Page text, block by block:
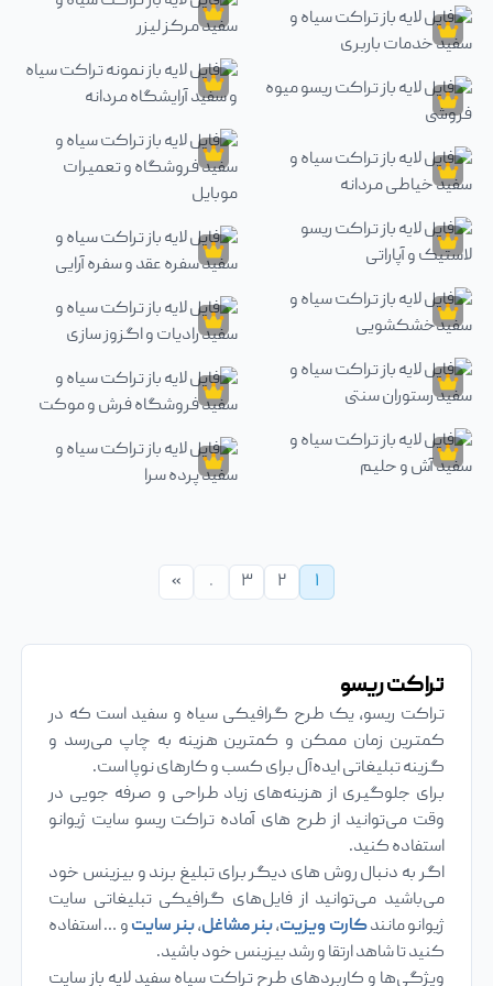
تراکت
فایل لایه باز تراکت سیاه و سفید تراشکاری
تراکت
فایل لایه باز تراکت سیاه و سفید خدمات باربری
تراکت
فایل لایه باز تراکت ریسو میوه فروشی
تراکت
فایل لایه باز تراکت سیاه و سفید خیاطی مردانه
تراکت
فایل لایه باز تراکت ریسو لاستیک و آپاراتی
تراکت
فایل لایه باز تراکت سیاه و سفیدخشکشویی
تراکت
فایل لایه باز تراکت سیاه و سفید رستوران سنتی
تراکت
فایل لایه باز تراکت سیاه و سفید نان
تراکت
فایل لایه باز تراکت سیاه و سفید مرکز
تراکت
فایل لایه باز نمونه تراکت سیاه و
تراکت
فایل لایه باز تراکت سیاه و سفید
تراکت
فایل لایه باز تراکت سیاه و سفید
تراکت
فایل لایه باز تراکت سیاه و سفید
تراکت
فایل لایه باز تراکت سیاه و سفید
۱ ۲ ۳ .
»
تراکت ریسو
تراکت ریسو، یک طرح گرافیکی سیاه و سفید است که در
کمترین زمان ممکن و کمترین هزینه به چاپ می‌رسد و
گزینه تبلیغاتی ایده‌آل برای کسب و کارهای نوپا است.
برای جلوگیری از هزینه‌های زیاد طراحی و صرفه جویی در
وقت می‌توانید از طرح های آماده تراکت ریسو سایت ژیوانو
استفاده کنید.
اگر به دنبال روش های دیگر برای تبلیغ برند و بیزینس خود
می‌باشید می‌توانید از فایل‌های گرافیکی تبلیغاتی سایت
ژیوانو مانندکارت ویزیت،بنر مشاغل،بنر سایتو … استفاده
کنید تا شاهد ارتقا و رشد بیزینس خود باشید.
ویژگی‌ها و کاربردهای طرح تراکت سیاه سفید لایه باز سایت